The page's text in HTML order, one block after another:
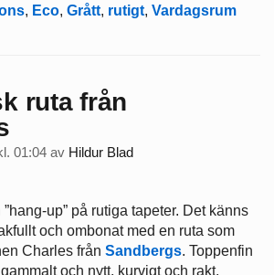
, Eco, Grått, rutigt, Vardagsrum
ruta från
01:04 av Hildur Blad
up” på rutiga tapeter. Det känns
och ombonat med en ruta som
Charles från Sandbergs. Toppenfin
och nytt, kurvigt och rakt.